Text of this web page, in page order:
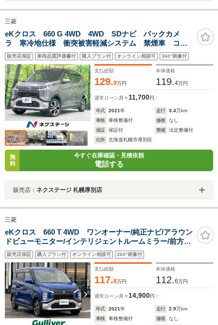
三菱
eKクロス 660 G 4WD 4WD SDナビ バックカメ
ラ 寒冷地仕様 衝突被害軽減システム 禁煙車 コー
ナーセンサー スマートキー LEDヘッド 純正15イン
チアルミ オートライト オートエアコン CD 地デジ
販売店保証 車両品質評価書付 購入プラン付 オンライン相談可 360°画像付
支払総額
129.9万円
本体価格
119.4万円
通常ローン 月々11,700円
年式 2021年 走行 3.4万km
車検
車検整備付 修復
なし
保証
保証付 整備
法定整備付
住所
北海道札幌市厚別区
無
料
今すぐ在庫確認・見積依頼
電話する
販売店： ネクステージ 札幌厚別店
三菱
eKクロス 660 T 4WD ワンオーナー/純正ナビ/アラウン
ドビューモニター/インテリジェントルームミラー/前方ド
ライブレコーダー/社外アルミ付き冬タイヤ積載/ETC2.0/
前席シートヒーター/LEDヘッドライト
販売店保証 購入プラン付 オンライン相談可 360°画像付
支払総額
117.8万円
本体価格
112.6万円
通常ローン 月々14,900円
年式 2021年 走行 2.9万km
車検
車検整備付 修復
なし